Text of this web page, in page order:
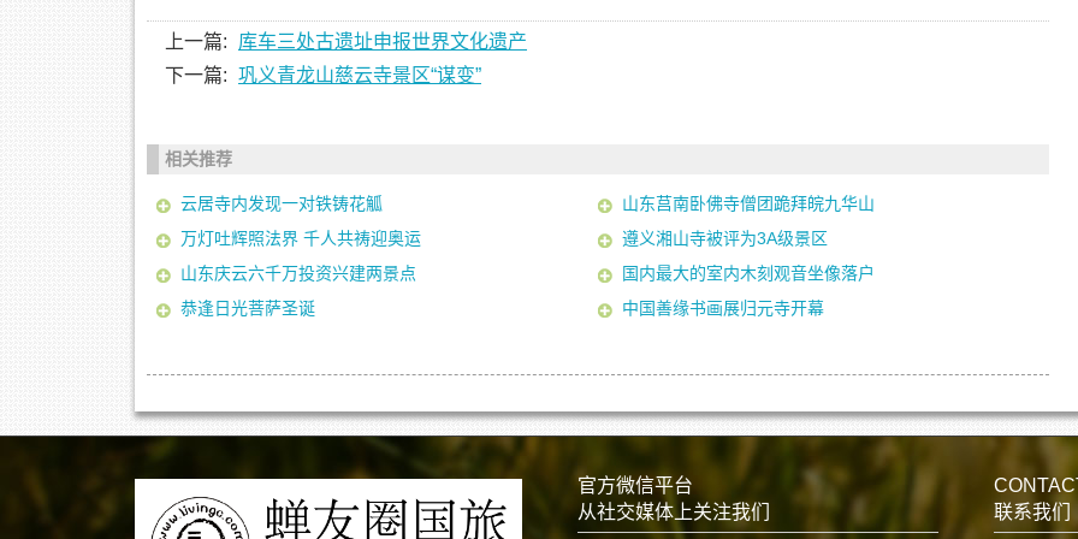
上一篇:
库车三处古遗址申报世界文化遗产
下一篇: 巩义青龙山慈云寺景区“谋变”
相关推荐
云居寺内发现一对铁铸花觚
山东莒南卧佛寺僧团跪拜皖九华山
万灯吐辉照法界 千人共祷迎奥运
遵义湘山寺被评为3A级景区
山东庆云六千万投资兴建两景点
国内最大的室内木刻观音坐像落户
恭逢日光菩萨圣诞
中国善缘书画展归元寺开幕
官方微信平台
从社交媒体上关注我们
联系我们